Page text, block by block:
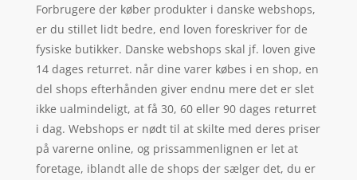
Forbrugere der køber produkter i danske webshops,
er du stillet lidt bedre, end loven foreskriver for de
fysiske butikker. Danske webshops skal jf. loven give
14 dages returret. når dine varer købes i en shop, en
del shops efterhånden giver endnu mere det er slet
ikke ualmindeligt, at få 30, 60 eller 90 dages returret
i dag. Webshops er nødt til at skilte med deres priser
på varerne online, og prissammenlignen er let at
foretage, iblandt alle de shops der sælger det, du er